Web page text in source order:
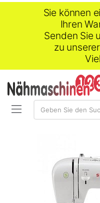
Sie können
Ihren
Senden Sie
zu
Suche:
Geben Sie den